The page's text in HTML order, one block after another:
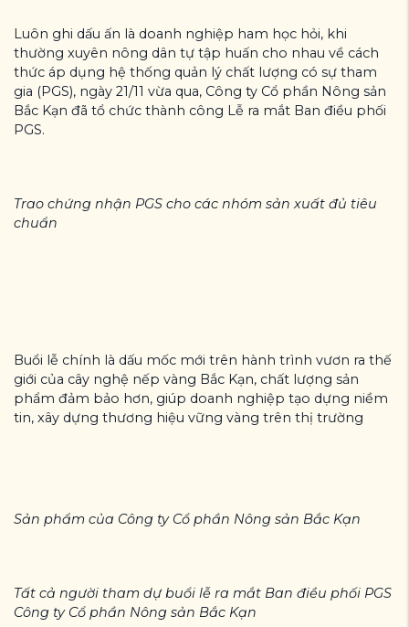
Luôn ghi dấu ấn là doanh nghiệp ham học hỏi, khi
thường xuyên nông dân tự tập huấn cho nhau về cách
thức áp dụng hệ thống quản lý chất lượng có sự tham
gia (PGS), ngày 21/11 vừa qua, Công ty Cổ phần Nông sản
Bắc Kạn đã tổ chức thành công Lễ ra mắt Ban điều phối
PGS.
Trao chứng nhận PGS cho các nhóm sản xuất đủ tiêu
chuẩn
Buổi lễ chính là dấu mốc mới trên hành trình vươn ra thế
giới của cây nghệ nếp vàng Bắc Kạn, chất lượng sản
phẩm đảm bảo hơn, giúp doanh nghiệp tạo dựng niềm
tin, xây dựng thương hiệu vững vàng trên thị trường
Sản phẩm của Công ty Cổ phần Nông sản Bắc Kạn
Tất cả người tham dự buổi lễ ra mắt Ban điều phối PGS
Công ty Cổ phần Nông sản Bắc Kạn